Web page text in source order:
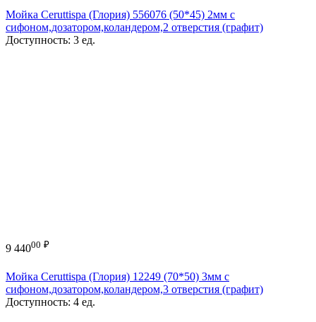
Мойка Ceruttispa (Глория) 556076 (50*45) 2мм с
сифоном,дозатором,коландером,2 отверстия (графит)
Доступность: 3 ед.
9 44000 ₽
Мойка Ceruttispa (Глория) 12249 (70*50) 3мм с
сифоном,дозатором,коландером,3 отверстия (графит)
Доступность: 4 ед.